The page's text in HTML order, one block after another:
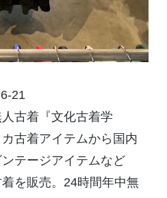
21
古着『文化古着学
古着アイテムから国内
テージアイテムなど
を販売。 24時間年中無